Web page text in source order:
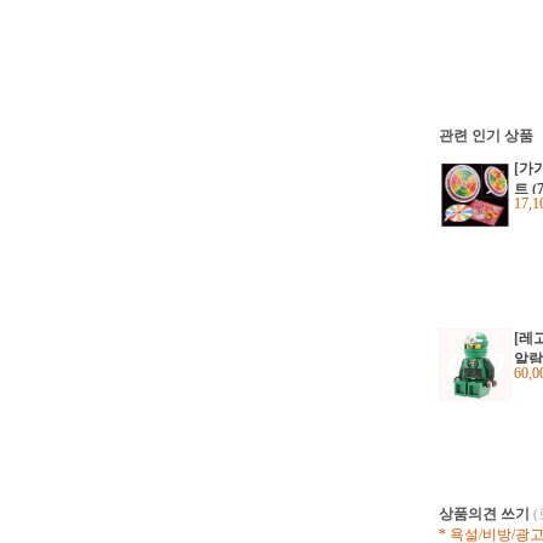
관련 인기 상품
[가
트
0)
[레
알
상품의견 쓰기 (
* 욕설/비방/광